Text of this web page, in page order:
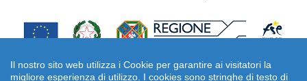
Il nostro sito web utilizza i Cookie per garantire ai visitatori la
migliore esperienza di utilizzo. I cookies sono stringhe di testo di